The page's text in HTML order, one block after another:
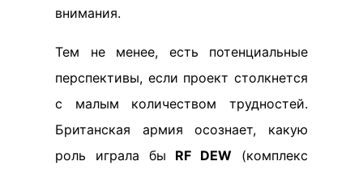
внимания.
Тем не менее, есть потенциальные
перспективы, если проект столкнется
с малым количеством трудностей.
Британская армия осознает, какую
роль играла бы RF DEW (комплекс